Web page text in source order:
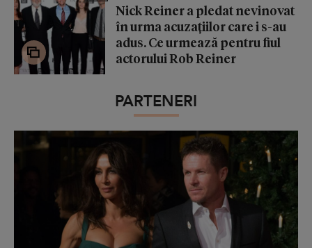
Nick Reiner a pledat nevinovat
în urma acuzațiilor care i s-au
adus. Ce urmează pentru fiul
actorului Rob Reiner
PARTENERI